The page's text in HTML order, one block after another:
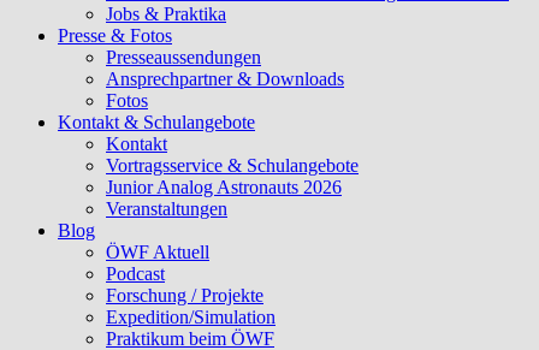
Jobs & Praktika
Presse & Fotos
Presseaussendungen
Ansprechpartner & Downloads
Fotos
Kontakt & Schulangebote
Kontakt
Vortragsservice & Schulangebote
Junior Analog Astronauts 2026
Veranstaltungen
Blog
ÖWF Aktuell
Podcast
Forschung / Projekte
Expedition/Simulation
Praktikum beim ÖWF